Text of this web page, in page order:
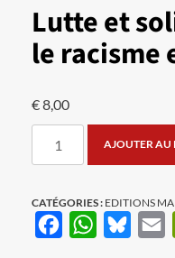
Lutte et
le racisme
€8,00
et
solidarité
AJOUTER AU
CATÉGORIES : EDITIONS
FacebookWhatsApp